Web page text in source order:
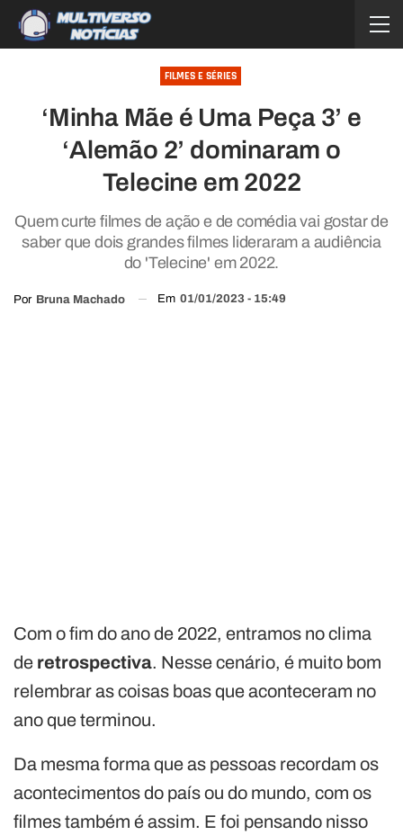
FILMES E SÉRIES
‘Minha Mãe é Uma Peça 3’ e
‘Alemão 2’ dominaram o
Telecine em 2022
Quem curte filmes de ação e de comédia vai gostar de
saber que dois grandes filmes lideraram a audiência
do 'Telecine' em 2022.
Por Bruna Machado Em 01/01/2023 - 15:49
Com o fim do ano de 2022, entramos no clima
de retrospectiva. Nesse cenário, é muito bom
relembrar as coisas boas que aconteceram no
ano que terminou.
Da mesma forma que as pessoas recordam os
acontecimentos do país ou do mundo, com os
filmes também é assim. E foi pensando nisso